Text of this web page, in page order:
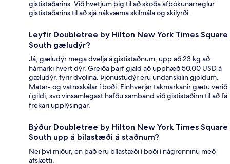
gististaðarins. Við hvetjum þig til að skoða afbókunarreglur
gististaðarins til að sjá nákvæma skilmála og skilyrði.
Leyfir Doubletree by Hilton New York Times Square
South gæludýr?
Já, gæludýr mega dvelja á gististaðnum, upp að 23 kg að
hámarki hvert dýr. Greiða þarf gjald að upphæð 50.00 USD á
gæludýr, fyrir dvölina. Þjónustudýr eru undanskilin gjöldum.
Matar- og vatnsskálar í boði. Einhverjar takmarkanir gætu verið
í gildi, svo vinsamlegast hafðu samband við gististaðinn til að fá
frekari upplýsingar.
Býður Doubletree by Hilton New York Times Square
South upp á bílastæði á staðnum?
Nei því miður, en það eru bílastæði í boði í nágrenninu með
afslætti.